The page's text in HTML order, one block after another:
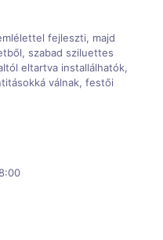
fejleszti, majd
szabad sziluettes
eltartva installálhatók,
válnak, festői